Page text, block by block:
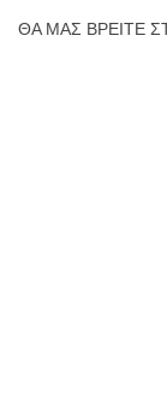
ΘΑ ΜΑΣ ΒΡΕΊΤΕ